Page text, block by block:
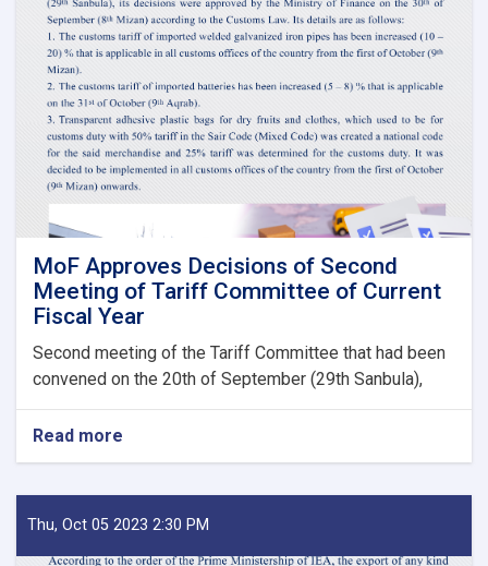
Guarantees
&
Guarantee
Fees
to
State
Bodies
launches!
MoF Approves Decisions of Second
Meeting of Tariff Committee of Current
Fiscal Year
Second meeting of the Tariff Committee that had been
convened on the 20th of September (29th Sanbula),
Read more
MoF
Decisions
of
Thu, Oct 05 2023 2:30 PM